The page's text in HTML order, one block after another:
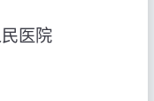
医院